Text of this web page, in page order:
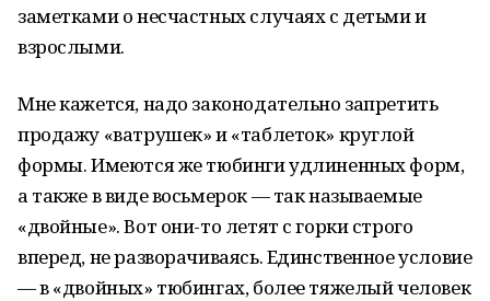
заметками о несчастных случаях с детьми и
взрослыми.
Мне кажется, надо законодательно запретить
продажу «ватрушек» и «таблеток» круглой
формы. Имеются же тюбинги удлиненных форм,
а также в виде восьмерок — так называемые
«двойные». Вот они-то летят с горки строго
вперед, не разворачиваясь. Единственное условие
— в «двойных» тюбингах, более тяжелый человек